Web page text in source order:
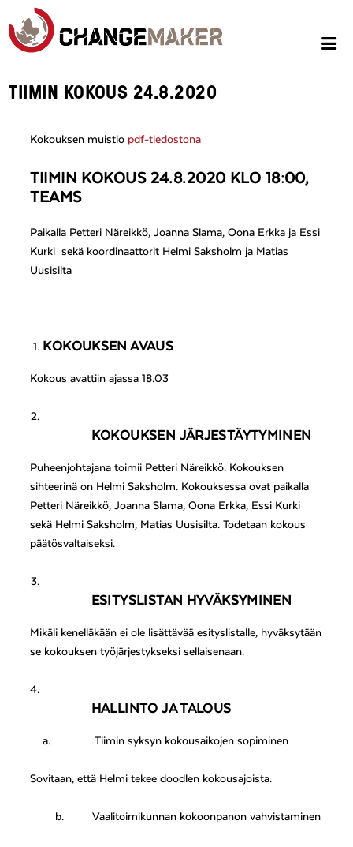
TIIMIN KOKOUS 24.8.2020
Kokouksen muistio pdf-tiedostona
TIIMIN KOKOUS 24.8.2020 KLO 18:00,
TEAMS
Paikalla Petteri Näreikkö, Joanna Slama, Oona Erkka ja Essi
Kurki sekä koordinaattorit Helmi Saksholm ja Matias
Uusisilta
KOKOUKSEN AVAUS
Kokous avattiin ajassa 18.03
KOKOUKSEN JÄRJESTÄYTYMINEN
Puheenjohtajana toimii Petteri Näreikkö. Kokouksen
sihteerinä on Helmi Saksholm. Kokouksessa ovat paikalla
Petteri Näreikkö, Joanna Slama, Oona Erkka, Essi Kurki
sekä Helmi Saksholm, Matias Uusisilta.Todetaan kokous
päätösvaltaiseksi.
ESITYSLISTAN HYVÄKSYMINEN
Mikäli kenelläkään ei ole lisättävää esityslistalle, hyväksytään
se kokouksen työjärjestykseksi sellaisenaan.
HALLINTO JA TALOUS
a.Tiimin syksyn kokousaikojen sopiminen
Sovitaan, että Helmi tekee doodlen kokousajoista.
b.Vaalitoimikunnan kokoonpanon vahvistaminen